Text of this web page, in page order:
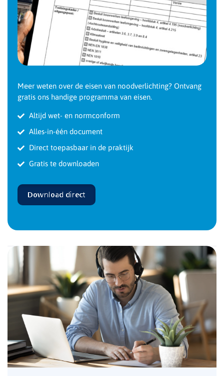
Meer weten over de eisen van noodverlichting? Ontvang
gratis ons handige programma van eisen.
Altijd wet- en normconform
Alles-in-één document
Direct toepasbaar in de praktijk
Gratis te downloaden
Download direct